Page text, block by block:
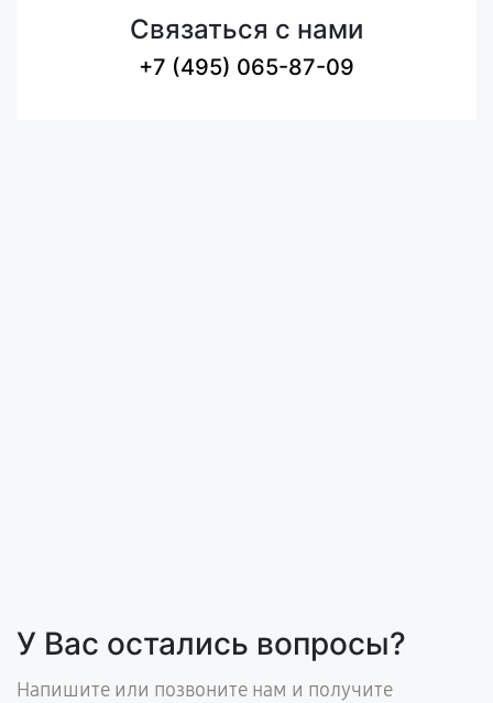
Связаться с нами
+7 (495) 065-87-09
У Вас остались вопросы?
Напишите или позвоните нам и получите